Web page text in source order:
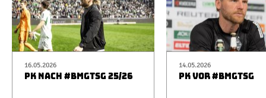
16.05.2026
PK NACH #BMGTSG 25/26
14.05.2026
PK VOR #BMGTSG